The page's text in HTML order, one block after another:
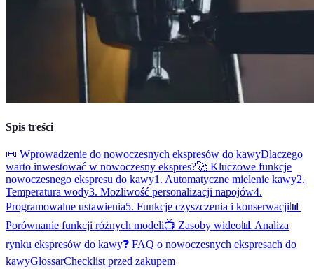
Spis treści
📜 Wprowadzenie do nowoczesnych ekspresów do kawyDlaczego
warto inwestować w nowoczesny ekspres?🚀 Kluczowe funkcje
nowoczesnego ekspresu do kawy1. Automatyczne mielenie kawy2.
Temperatura wody3. Możliwość personalizacji napojów4.
Programowalne ustawienia5. Funkcje czyszczenia i konserwacji📊
Porównanie funkcji różnych modeli📺 Zasoby wideo📊 Analiza
rynku ekspresów do kawy❓ FAQ o nowoczesnych ekspresach do
kawyGlossarChecklist przed zakupem